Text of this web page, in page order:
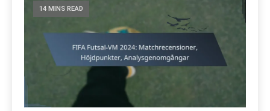
14 MINS READ